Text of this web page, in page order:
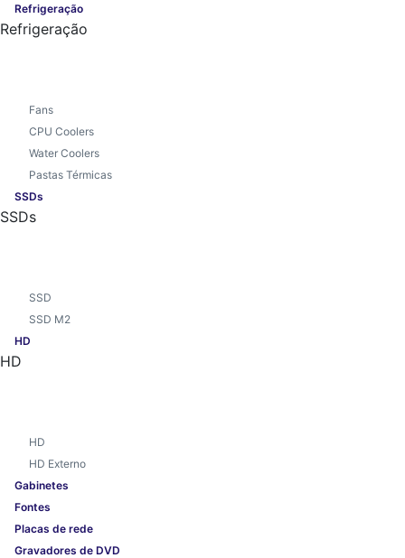
Refrigeração
Refrigeração
Fans
CPU Coolers
Water Coolers
Pastas Térmicas
SSDs
SSDs
SSD
SSD M2
HD
HD
HD
HD Externo
Gabinetes
Fontes
Placas de rede
Gravadores de DVD